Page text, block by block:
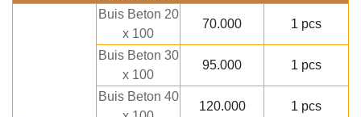
Buis Beton 20
x 100
70.000 1 pcs
Buis Beton 30
x 100
95.000 1 pcs
Buis Beton 40
120.000 1 pcs